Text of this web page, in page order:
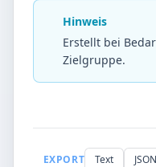
Hinweis
Erstellt bei
Zielgruppe.
EXPORT Text JSON